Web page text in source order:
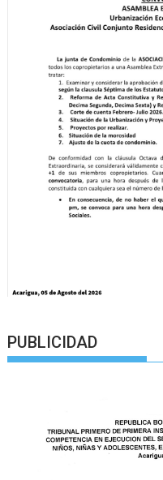
PUBLICIDAD